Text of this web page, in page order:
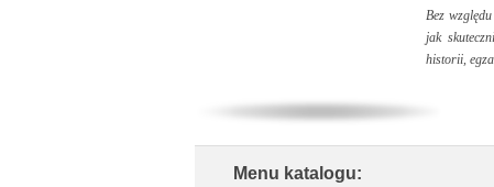
Bez
jak
historii,
Menu katalogu: